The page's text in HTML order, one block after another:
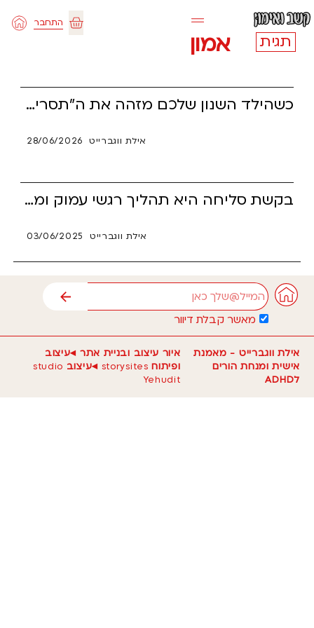
דילוג
לתוכן
עגלת
התחבר
תגית אמון
כשהילד השנון שלכם מזהה את ה"תסריט" מהנחיית ההורים ושואל מי אמר לכם להגיד את זה, הוא לא מנסה להציק – הוא בודק אם אתם אמיתיים. עבור ילדים עם הפרעת קשב (ADHD), כנות מוחלטת היא המעקף הנוירולוגי הישיר אל הלב, וההודאה ש"הלכנו ללמוד בשבילך" בונה אצלם ביטחון עצמי קיומי. קראו כיצד להפוך את הרגע המביך ביותר ביום למנוף עוצמתי של סמכות, ענווה הורית ואמון עמוק ששום כלי מלאכותי או רובוטי לא יצליח להחליף.
אילת ווגברייט 28/06/2026
בקשת סליחה היא תהליך רגשי עמוק ומאתגר, ובמיוחד עבור אנשים עם ADHD. המאמר סוקר את חמשת הקשיים המרכזיים שמעכבים את היכולת לבקש סליחה בכנות, ונותן כלים פרקטיים לעזור להם למצוא את הדרך הנכונה. כי סליחה אמיתית היא לא רק מחווה – היא התחלה של חיבור מחדש.
אילת ווגברייט 03/06/2025
אימייל
מאשר קבלת דיוור
שליחה
אילת ווגברייט - מאמנת
אישית ומנחת הורים
לADHD
איור עיצוב ובניית אתר ◂עיצוב
ופיתוח storysites ◂עיצוב studio
Yehudit